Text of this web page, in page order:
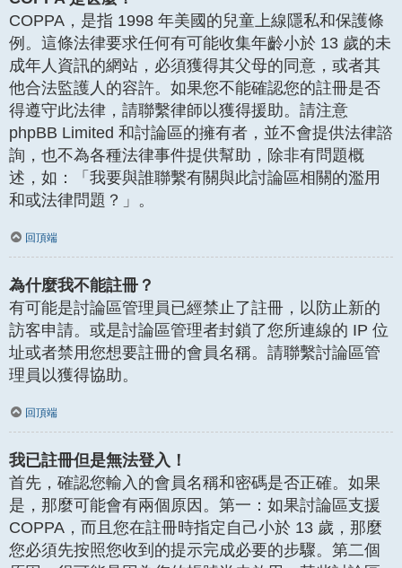
COPPA，是指 1998 年美國的兒童上線隱私和保護條
例。這條法律要求任何有可能收集年齡小於 13 歲的未
成年人資訊的網站，必須獲得其父母的同意，或者其
他合法監護人的容許。如果您不能確認您的註冊是否
得遵守此法律，請聯繫律師以獲得援助。請注意
phpBB Limited 和討論區的擁有者，並不會提供法律諮
詢，也不為各種法律事件提供幫助，除非有問題概
述，如：「我要與誰聯繫有關與此討論區相關的濫用
和或法律問題？」。
回頂端
為什麼我不能註冊？
有可能是討論區管理員已經禁止了註冊，以防止新的
訪客申請。或是討論區管理者封鎖了您所連線的 IP 位
址或者禁用您想要註冊的會員名稱。請聯繫討論區管
理員以獲得協助。
回頂端
我已註冊但是無法登入！
首先，確認您輸入的會員名稱和密碼是否正確。如果
是，那麼可能會有兩個原因。第一：如果討論區支援
COPPA，而且您在註冊時指定自己小於 13 歲，那麼
您必須先按照您收到的提示完成必要的步驟。第二個